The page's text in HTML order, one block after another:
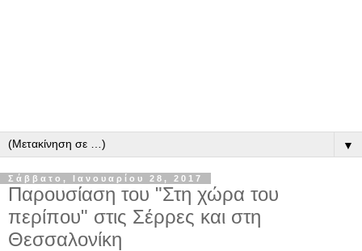
▼
Σάββατο, Ιανουαρίου 28, 2017
Παρουσίαση του "Στη χώρα του
περίπου" στις Σέρρες και στη
Θεσσαλονίκη